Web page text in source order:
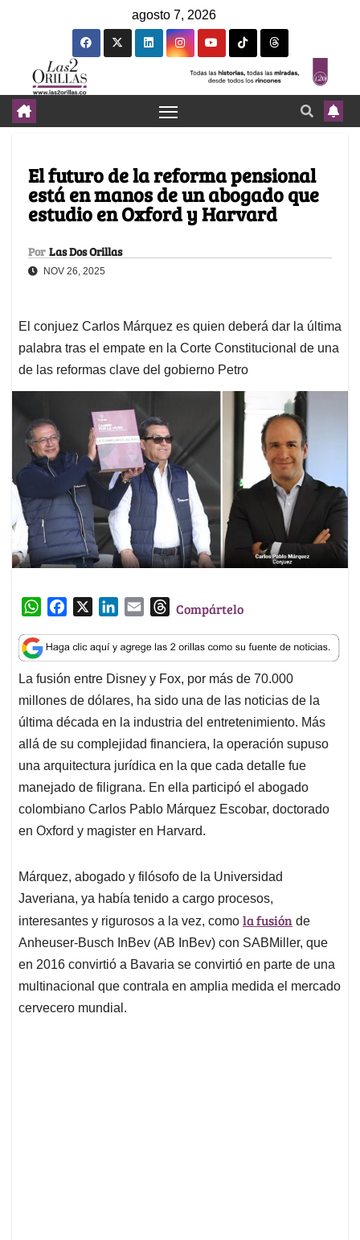
agosto 7, 2026
El futuro de la reforma pensional
está en manos de un abogado que
estudio en Oxford y Harvard
Por Las Dos Orillas
NOV 26, 2025
El conjuez Carlos Márquez es quien deberá dar la última
palabra tras el empate en la Corte Constitucional de una
de las reformas clave del gobierno Petro
W
a
t
s
A
p
p
c
e
b
o
o
k
n
k
e
d
I
n
a
i
l
T
r
e
a
d
s
Compártelo
La fusión entre Disney y Fox, por más de 70.000
millones de dólares, ha sido una de las noticias de la
última década en la industria del entretenimiento. Más
allá de su complejidad financiera, la operación supuso
una arquitectura jurídica en la que cada detalle fue
manejado de filigrana. En ella participó el abogado
colombiano Carlos Pablo Márquez Escobar, doctorado
en Oxford y magister en Harvard.
Márquez, abogado y filósofo de la Universidad
Javeriana, ya había tenido a cargo procesos,
interesantes y rigurosos a la vez, como la fusión de
Anheuser-Busch InBev (AB InBev) con SABMiller, que
en 2016 convirtió a Bavaria se convirtió en parte de una
multinacional que contrala en amplia medida el mercado
cervecero mundial.